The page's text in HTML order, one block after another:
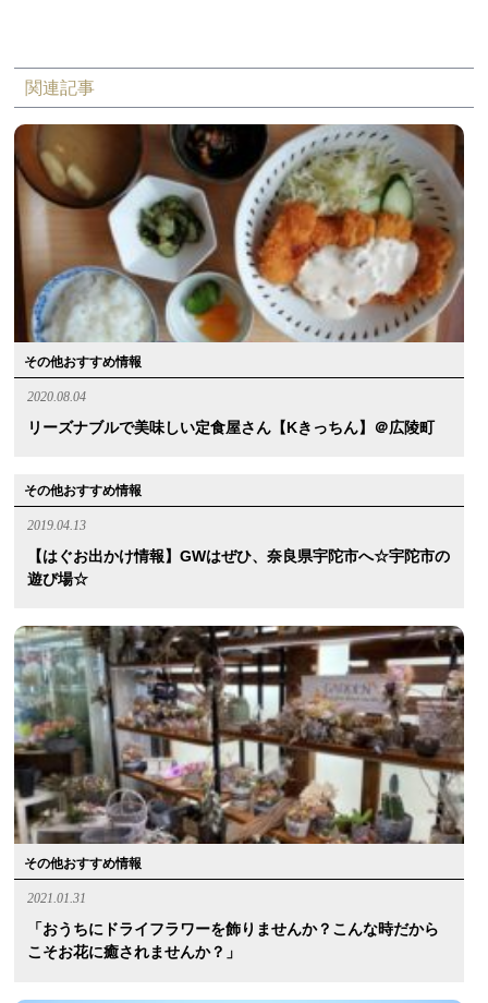
関連記事
その他おすすめ情報
2020.08.04
リーズナブルで美味しい定食屋さん【Kきっちん】＠広陵町
その他おすすめ情報
2019.04.13
【はぐお出かけ情報】GWはぜひ、奈良県宇陀市へ☆宇陀市の
遊び場☆
その他おすすめ情報
2021.01.31
「おうちにドライフラワーを飾りませんか？こんな時だから
こそお花に癒されませんか？」